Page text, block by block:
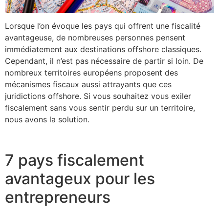
Lorsque l’on évoque les pays qui offrent une fiscalité
avantageuse, de nombreuses personnes pensent
immédiatement aux destinations offshore classiques.
Cependant, il n’est pas nécessaire de partir si loin. De
nombreux territoires européens proposent des
mécanismes fiscaux aussi attrayants que ces
juridictions offshore. Si vous souhaitez vous exiler
fiscalement sans vous sentir perdu sur un territoire,
nous avons la solution.
7 pays fiscalement
avantageux pour les
entrepreneurs